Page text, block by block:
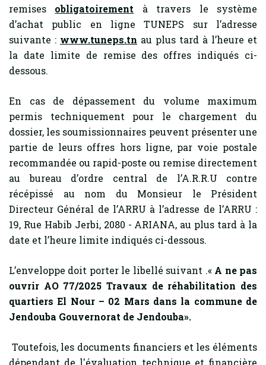
remises obligatoirement à travers le système
d’achat public en ligne TUNEPS sur l’adresse
suivante : www.tuneps.tn au plus tard à l’heure et
la date limite de remise des offres indiqués ci-
dessous.
En cas de dépassement du volume maximum
permis techniquement pour le chargement du
dossier, les soumissionnaires peuvent présenter une
partie de leurs offres hors ligne, par voie postale
recommandée ou rapid-poste ou remise directement
au bureau d’ordre central de l’A.R.R.U contre
récépissé au nom du Monsieur le Président
Directeur Général de l’ARRU à l’adresse de l’ARRU :
19, Rue Habib Jerbi, 2080 - ARIANA, au plus tard à la
date et l’heure limite indiqués ci-dessous.
L’enveloppe doit porter le libellé suivant .« A ne pas
ouvrir AO 77/2025 Travaux de réhabilitation des
quartiers El Nour – 02 Mars dans la commune de
Jendouba Gouvernorat de Jendouba».
Toutefois, les documents financiers et les éléments
dépendant de l'évaluation technique et financière